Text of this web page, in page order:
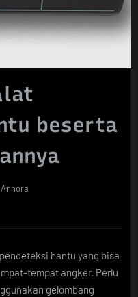
beserta
hantu yang bisa
tempat angker. Perlu
gelombang